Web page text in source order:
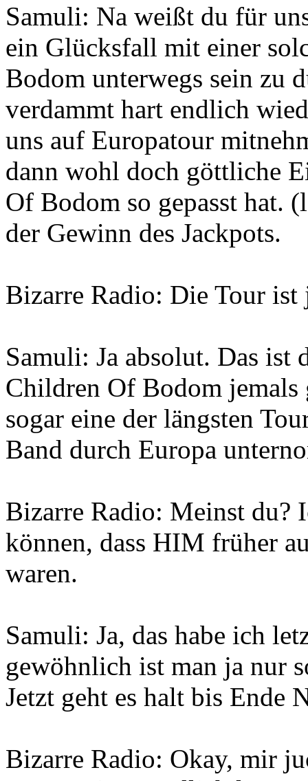
Samuli: Na weißt du für
ein Glücksfall mit einer
Bodom unterwegs sein zu
verdammt hart endlich
uns auf Europatour
dann wohl doch göttliche
Of Bodom so gepasst hat.
der Gewinn des Jackpots.
Bizarre Radio: Die Tour ist
Samuli: Ja absolut. Das ist
Children Of Bodom jemals
sogar eine der längsten
Band durch Europa
Bizarre Radio: Meinst du?
können, dass HIM früher
waren.
Samuli: Ja, das habe ich
gewöhnlich ist man ja nur
Jetzt geht es halt bis Ende
Bizarre Radio: Okay, mir